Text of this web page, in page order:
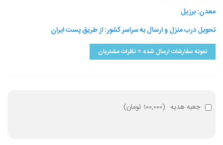
معدن: برزیل
تحویل درب منزل و ارسال به سراسر کشور: از طریق پست ایران
نمونه سفارشات ارسال شده = نظرات مشتریان
جعبه هدیه (100,000 تومان )